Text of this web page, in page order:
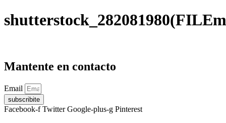
Mantente en contacto
Email
subscribite
Facebook-f Twitter Google-plus-g Pinterest